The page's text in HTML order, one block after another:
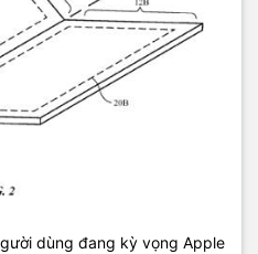
dùng đang kỳ vọng Apple